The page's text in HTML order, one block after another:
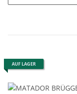
AUF LAGER